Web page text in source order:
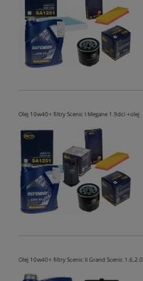
Olej 10w40+ filtry Scenic I Megane 1.9dci +olej
Olej 10w40+ filtry Scenic II Grand Scenic 1.6,2.0